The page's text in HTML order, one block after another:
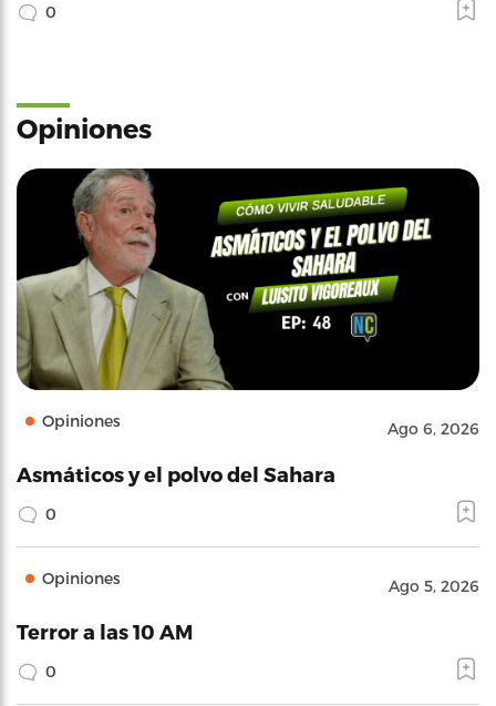
0
Opiniones
Opiniones Ago 6, 2026
Asmáticos y el polvo del Sahara
0
Opiniones Ago 5, 2026
Terror a las 10 AM
0